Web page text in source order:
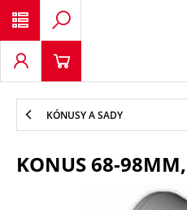
KÓNUSY A SADY
KONUS 68-